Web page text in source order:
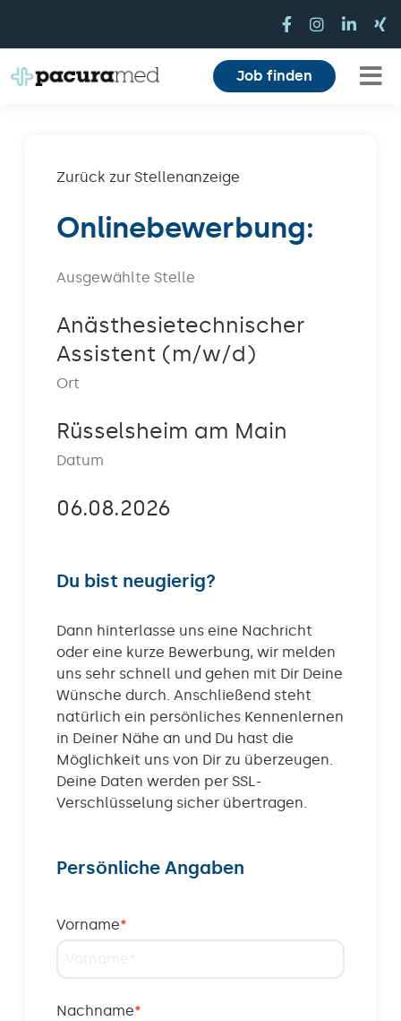
springen
Für Einrichtungen
Mitarbeiterbereich
Karriere
Über uns
Kontakt
Job finden
Zurück zur Stellenanzeige
Onlinebewerbung:
Ausgewählte Stelle
Anästhesietechnischer
Assistent (m/w/d)
Ort
Rüsselsheim am Main
Datum
06.08.2026
Du bist neugierig?
Dann hinterlasse uns eine Nachricht
oder eine kurze Bewerbung, wir melden
uns sehr schnell und gehen mit Dir Deine
Wünsche durch. Anschließend steht
natürlich ein persönliches Kennenlernen
in Deiner Nähe an und Du hast die
Möglichkeit uns von Dir zu überzeugen.
Deine Daten werden per SSL-
Verschlüsselung sicher übertragen.
Persönliche Angaben
Vorname*
Nachname*